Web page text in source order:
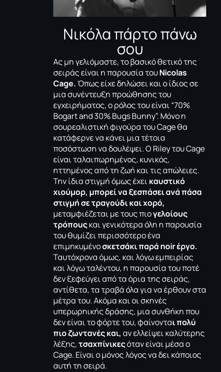
Nικόλα πάρτο πάνω
σου
Ας μη γελιόμαστε, το βασικό θετικό της
σειράς είναι η παρουσία τουNicolas
Cage.Όπως είχε δηλώσει και ο ίδιος σε
μια συνέντευξη προώθησης του
εγχειρήματος, ο ρόλος του είναι “70%
Bogart and 30% Bugs Bunny”. Μόνο η
σουρεαλιστική φιγούρα του Cage θα
κατάφερνε να κάνει μια τέτοια
ποσόστωση να δουλέψει. Ο Riley του Cage
είναι ταλαιπωρημένος, κυνικός,
ηττημένος από τη ζωή και τις απώλειες.
Την ίδια στιγμή όμως έχει καυστικό
χιούμορ, μπορεί να ξεσπάσει ανά πάσα
στιγμή σε τραγούδι και χορό,
μεταμφιέζεται με τους πιογελοίους
τρόπουςκαι γενικότερα όλη η παρουσία
του θυμίζει περισσότερο ένα
επιμηκυμένοσκετσάκι παρά noir έργο.
Ταυτόχρονα όμως, και λόγω εμπειρίας
και λόγω ταλέντου, η παρουσία του ποτέ
δεν ξεφεύγει από τα όρια της σειράς,
αντίθετα, τα τραβά όλα για να έρθουν στα
μέτρα του. Ακόμα και οι σκηνές
υπερωρηικής δράσης, μια συνθήκη που
δεν είναι το φόρτε του, φαίνονται πολύ
πιο ζωντανές και, αν ελλείψει καλύτερης
λέξης,τσαχπίνικεςόταν είναι μέσα ο
Cage. Είναι ο μόνος λόγος να δει κάποιος
αυτή τη σειρά.